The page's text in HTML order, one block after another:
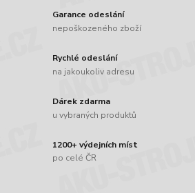
Garance odeslání
nepoškozeného zboží
Rychlé odeslání
na jakoukoliv adresu
Dárek zdarma
u vybraných produktů
1200+ výdejních míst
po celé ČR